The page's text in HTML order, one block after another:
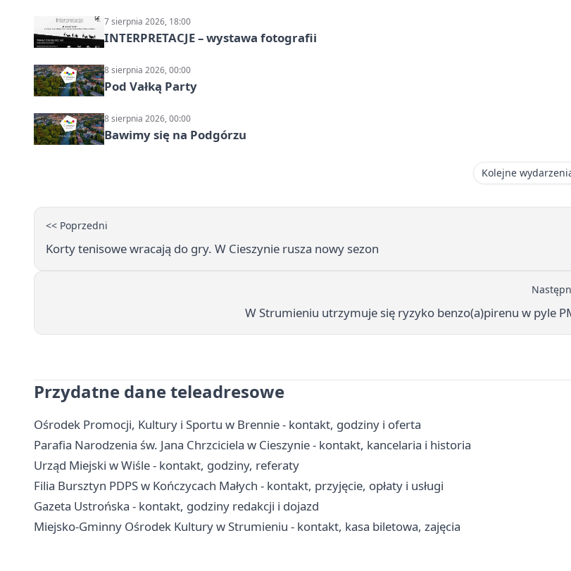
7 sierpnia 2026, 18:00
INTERPRETACJE – wystawa fotografii
8 sierpnia 2026, 00:00
Pod Vałką Party
8 sierpnia 2026, 00:00
Bawimy się na Podgórzu
Kolejne
<< Poprzedni
Korty tenisowe wracają do gry. W Cieszynie rusza nowy sezon
W Strumieniu utrzymuje się ryzyko benzo(a)pirenu w pyle
Przydatne dane teleadresowe
Ośrodek Promocji, Kultury i Sportu w Brennie - kontakt, godziny i oferta
Parafia Narodzenia św. Jana Chrzciciela w Cieszynie - kontakt, kancelaria i historia
Urząd Miejski w Wiśle - kontakt, godziny, referaty
Filia Bursztyn PDPS w Kończycach Małych - kontakt, przyjęcie, opłaty i usługi
Gazeta Ustrońska - kontakt, godziny redakcji i dojazd
Miejsko-Gminny Ośrodek Kultury w Strumieniu - kontakt, kasa biletowa, zajęcia